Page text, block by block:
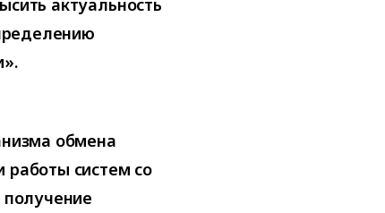
обмена
систем со
получение